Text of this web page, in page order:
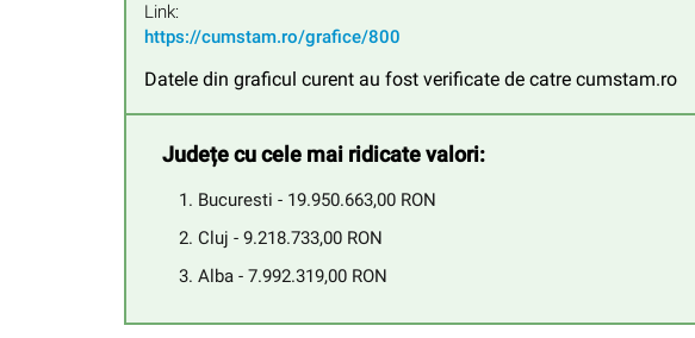
Link:
https://cumstam.ro/grafice/800
Datele din graficul curent au fost verificate de catre cumstam.ro
Județe cu cele mai ridicate valori:
Bucuresti - 19.950.663,00 RON
Cluj - 9.218.733,00 RON
Alba - 7.992.319,00 RON